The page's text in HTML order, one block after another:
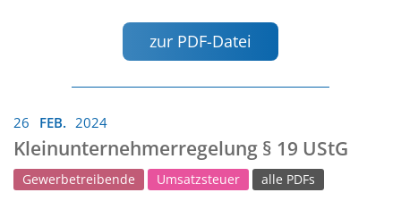
zur PDF-Datei
26 FEB. 2024
Kleinunternehmerregelung § 19 UStG
Gewerbetreibende Umsatzsteuer alle PDFs